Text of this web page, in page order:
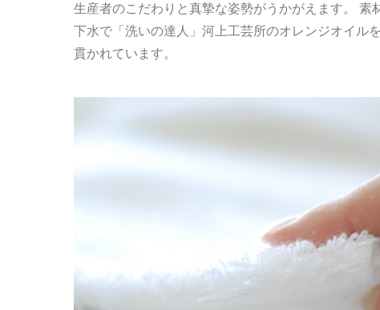
生産者のこだわりと真摯な姿勢がうかがえます。
下水で「洗いの達人」河上工芸所のオレンジオイル
貫かれています。